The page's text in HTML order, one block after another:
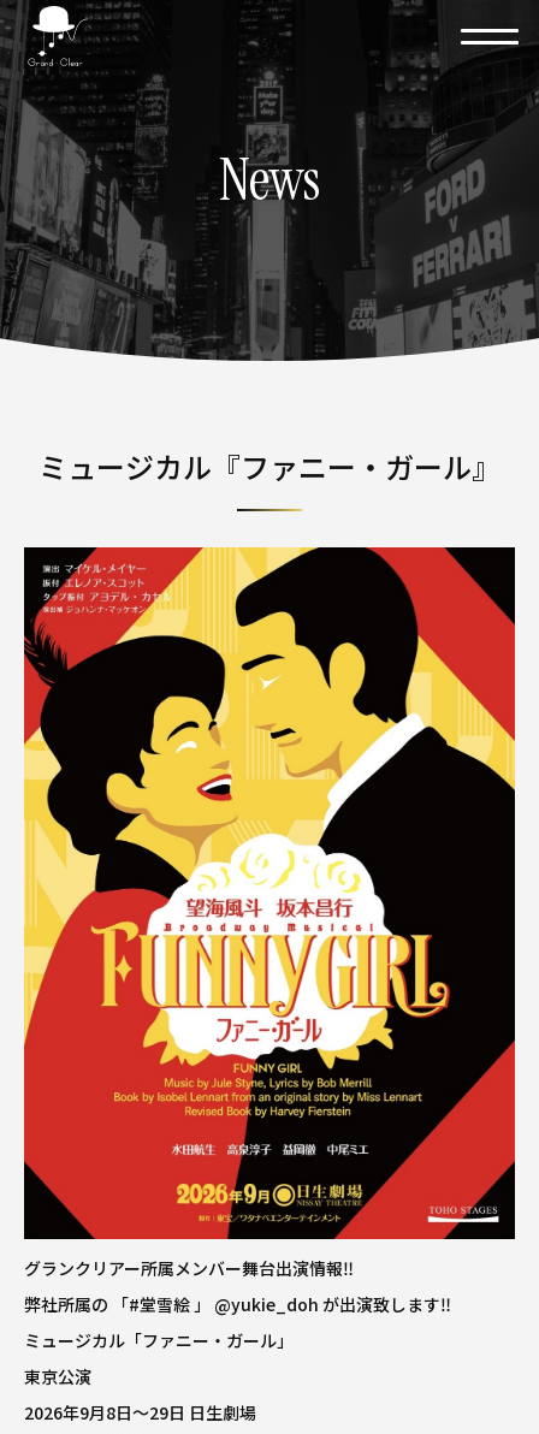
News
ミュージカル『ファニー・ガール』
グランクリアー所属メンバー舞台出演情報‼️
弊社所属の 「#堂雪絵 」 @yukie_doh が出演致します‼️
ミュージカル「ファニー・ガール」
東京公演
2026年9月8日〜29日 日生劇場